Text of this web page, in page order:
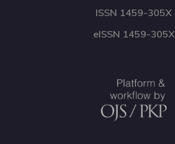
ISSN 1459-305X
eISSN 1459-305X